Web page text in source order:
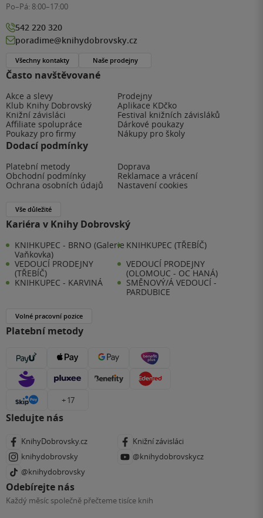
Často navštěvované
Akce a slevy
Prodejny
Klub Knihy Dobrovský
Aplikace KDčko
Knižní závisláci
Festival knižních závisláků
Affiliate spolupráce
Dárkové poukazy
Poukazy pro firmy
Nákupy pro školy
Dodací podmínky
Platební metody
Doprava
Obchodní podmínky
Reklamace a vrácení
Ochrana osobních údajů
Nastavení cookies
Vše důležité
Kariéra v Knihy Dobrovský
KNIHKUPEC - BRNO (Galerie
Vaňkovka)
KNIHKUPEC (TŘEBÍČ)
VEDOUCÍ PRODEJNY
(TŘEBÍČ)
VEDOUCÍ PRODEJNY
(OLOMOUC - OC HANÁ)
KNIHKUPEC - KARVINÁ
SMĚNOVÝ/Á VEDOUCÍ -
PARDUBICE
Volné pracovní pozice
Platební metody
+ 17
Sledujte nás
KnihyDobrovsky.cz
Knižní závisláci
knihydobrovsky
@knihydobrovskycz
@knihydobrovsky
Odebírejte nás
Každý měsíc společně přečteme tisíce knih
Po–Pá: 8:00–17:00
542 220 320
poradime@knihydobrovsky.cz
Všechny kontakty Naše prodejny